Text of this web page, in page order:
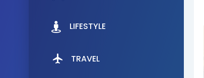
LIFESTYLE
TRAVEL